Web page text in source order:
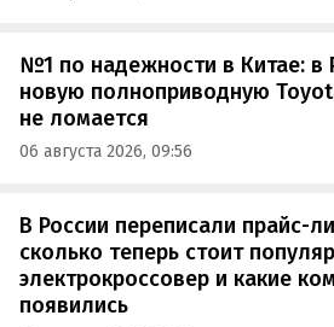
№1 по надежности в Китае: в
новую полноприводную
не ломается
06 августа 2026, 09:56
В России переписали прайс-
сколько теперь стоит
электрокроссовер и какие
появились